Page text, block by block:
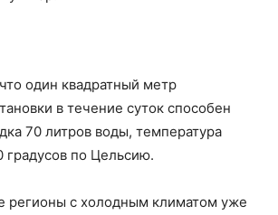
один квадратный метр
в течение суток способен
70 литров воды, температура
градусов по Цельсию.
регионы с холодным климатом уже